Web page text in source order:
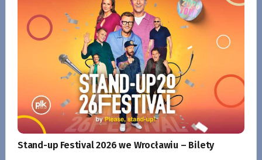
Stand-up Festival 2026 we Wrocławiu – Bilety